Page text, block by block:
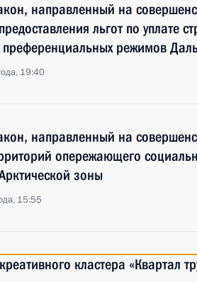
направленный на
льгот по уплате
режимов
19:40
направленный на
опережающего
зоны
15:55
кластера «Квартал